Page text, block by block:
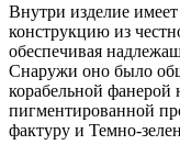
Внутри изделие
конструкцию из
обеспечивая
Снаружи оно было
корабельной фанерой
пигментированной
фактуру и Темно-